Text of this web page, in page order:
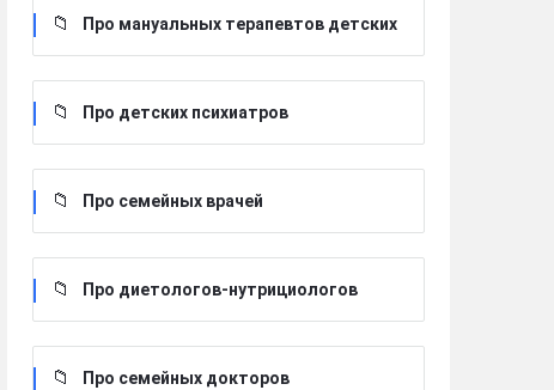
Про мануальных терапевтов детских
Про детских психиатров
Про семейных врачей
Про диетологов-нутрициологов
Про семейных докторов